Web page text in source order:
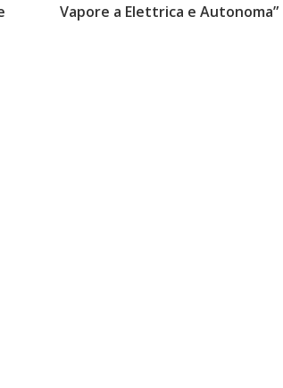
Vapore a Elettrica e Autonoma”